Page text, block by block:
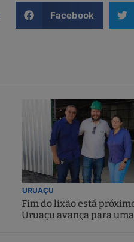
Facebook
URUAÇU
Fim do lixão está
Uruaçu avança para uma